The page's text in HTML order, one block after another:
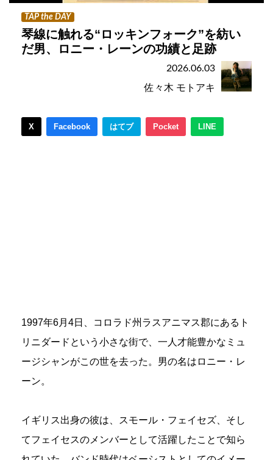
TAP the DAY
琴線に触れる“ロッキンフォーク”を紡い
だ男、ロニー・レーンの功績と足跡
2026.06.03
佐々木 モトアキ
X Facebook はてブ Pocket LINE
1997年6月4日、コロラド州ラスアニマス郡にあるト
リニダードという小さな街で、一人才能豊かなミュ
ージシャンがこの世を去った。男の名はロニー・レ
ーン。
イギリス出身の彼は、スモール・フェイセズ、そし
てフェイセスのメンバーとして活躍したことで知ら